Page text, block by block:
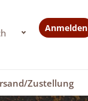
Anmelden
Zustellung